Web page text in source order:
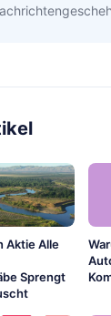
Aktie Alle
Sprengt